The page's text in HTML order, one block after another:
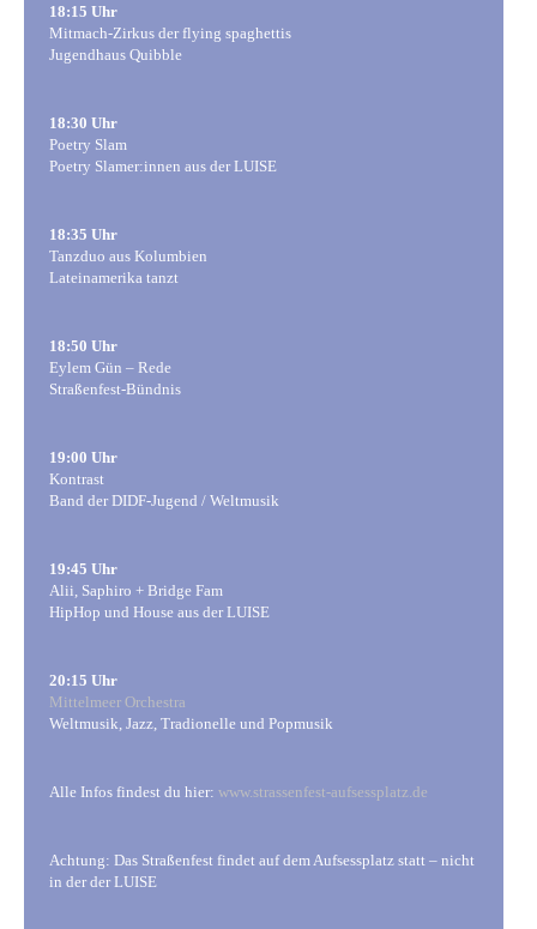
18:15 Uhr
Mitmach-Zirkus der flying spaghettis
Jugendhaus Quibble
18:30 Uhr
Poetry Slam
Poetry Slamer:innen aus der LUISE
18:35 Uhr
Tanzduo aus Kolumbien
Lateinamerika tanzt
18:50 Uhr
Eylem Gün – Rede
Straßenfest-Bündnis
19:00 Uhr
Kontrast
Band der DIDF-Jugend / Weltmusik
19:45 Uhr
Alii, Saphiro + Bridge Fam
HipHop und House aus der LUISE
20:15 Uhr
Mittelmeer Orchestra
Weltmusik, Jazz, Tradionelle und Popmusik
Alle Infos findest du hier: www.strassenfest-aufsessplatz.de
Achtung: Das Straßenfest findet auf dem Aufsessplatz statt – nicht
in der der LUISE